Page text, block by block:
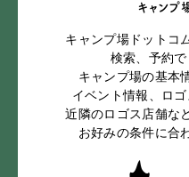
キャンプ
キャンプ場ドットコ
検索、予約で
キャンプ場の基本
イベント情報、ロ
近隣のロゴス店舗な
お好みの条件に合